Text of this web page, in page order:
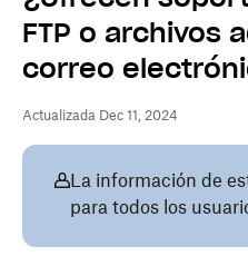
FTP o archivos
correo
Actualizada Dec 11, 2024
La información de
para todos los